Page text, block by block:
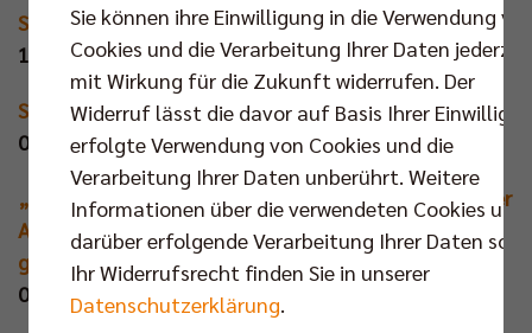
So tickt der neue Volleys-Starcoach!
10.06.2026 | BILD
Sendung RBB der Tag
09.06.2026 | rbb24 (mit Video - ab 01:19:00)
„Dem kann ich keine Märchen erzählen“: Star-Trainer
Andrea Anastasi soll den BR Volleys neue Autorität
geben
09.06.2026 | Der Tagesspiegel+
Sie können ihre Einwilligung in die Verwendung
Cookies und die Verarbeitung Ihrer Daten
mit Wirkung für die Zukunft widerrufen. Der
Widerruf lässt die davor auf Basis Ihrer
erfolgte Verwendung von Cookies und die
Verarbeitung Ihrer Daten unberührt. Weitere
Informationen über die verwendeten Cookies und
darüber erfolgende Verarbeitung Ihrer Daten
Ihr Widerrufsrecht finden Sie in unserer
Datenschutzerklärung.